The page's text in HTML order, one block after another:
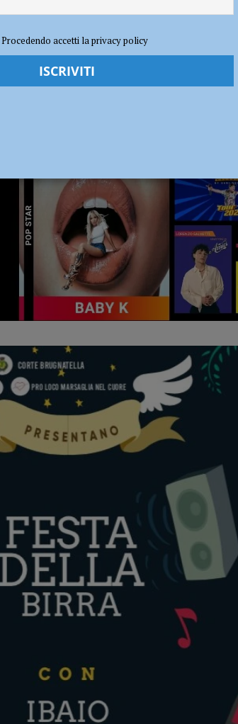
le strade più sicure ATTUALITÀ
Procedendo accetti la privacy policy